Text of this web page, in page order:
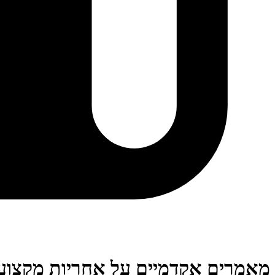
מאמרים אקדמיים על אחריות